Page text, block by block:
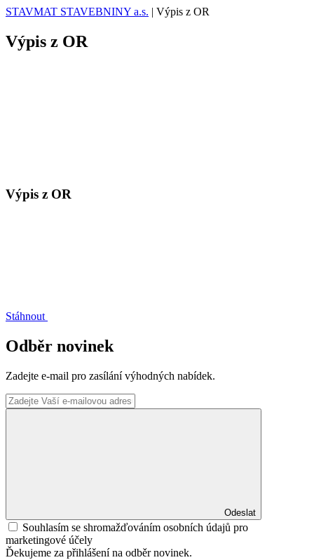
STAVMAT STAVEBNINY a.s. | Výpis z OR
Výpis z OR
Výpis z OR
Stáhnout
Odběr novinek
Zadejte e-mail pro zasílání výhodných nabídek.
Odeslat
Souhlasím se shromažďováním osobních údajů pro
marketingové účely
Ďekujeme za přihlášení na odběr novinek.